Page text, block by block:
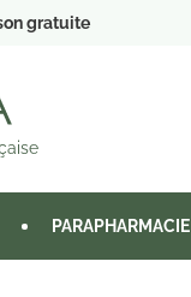
gratuite
PARAPHARMACIE